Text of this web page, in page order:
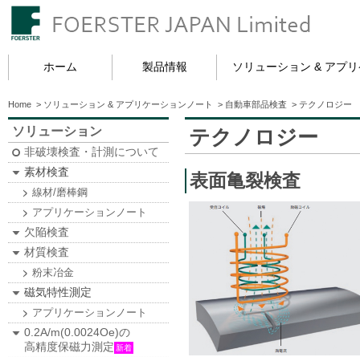
ホーム 製品情報 ソリューション & アプ
Home > ソリューション & アプリケーションノート > 自動車部品検査 > テクノロジー
ソリューション
非破壊検査・計測について
素材検査
線材/磨棒鋼
アプリケーションノート
欠陥検査
材質検査
粉末冶金
磁気特性測定
アプリケーションノート
0.2A/m(0.0024Oe)の
高精度保磁力測定 新着
テクノロジー
表面亀裂検査